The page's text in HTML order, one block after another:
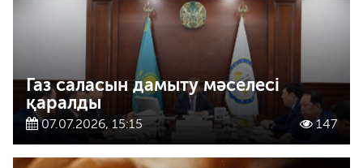
Газ саласын дамыту мәселесі
қаралды
07.07.2026, 15:15 147